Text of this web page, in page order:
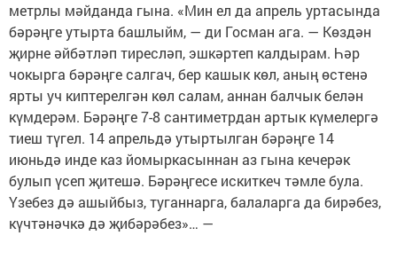
метрлы мәйданда гына. «Мин ел да апрель уртасында
бәрәңге утырта башлыйм, — ди Госман ага. — Көздән
җирне әйбәтләп тиресләп, эшкәртеп калдырам. Һәр
чокырга бәрәңге салгач, бер кашык көл, аның өстенә
ярты уч киптерелгән көл салам, аннан балчык белән
күмдерәм. Бәрәңге 7-8 сантиметрдан артык күмелергә
тиеш түгел. 14 апрельдә утыртылган бәрәңге 14
июньдә инде каз йомыркасыннан аз гына кечерәк
булып үсеп җитешә. Бәрәңгесе искиткеч тәмле була.
Үзебез дә ашыйбыз, туганнарга, балаларга да бирәбез,
күчтәнәчкә дә җибәрәбез»… —